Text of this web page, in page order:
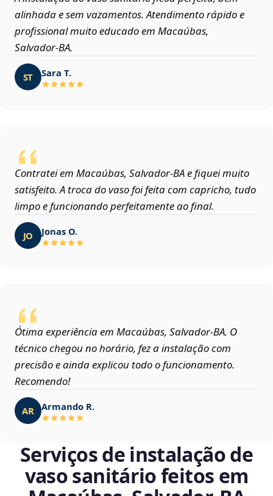
alinhada e sem vazamentos. Atendimento rápido e
profissional muito educado em Macaúbas,
Salvador‑BA.
ST Sara T.
Contratei em Macaúbas, Salvador‑BA e fiquei muito
satisfeito. A troca do vaso foi feita com capricho, tudo
limpo e funcionando perfeitamente ao final.
JO Jonas O.
Ótima experiência em Macaúbas, Salvador‑BA. O
técnico chegou no horário, fez a instalação com
precisão e ainda explicou todo o funcionamento.
Recomendo!
AR Armando R.
Serviços de instalação de
vaso sanitário feitos em